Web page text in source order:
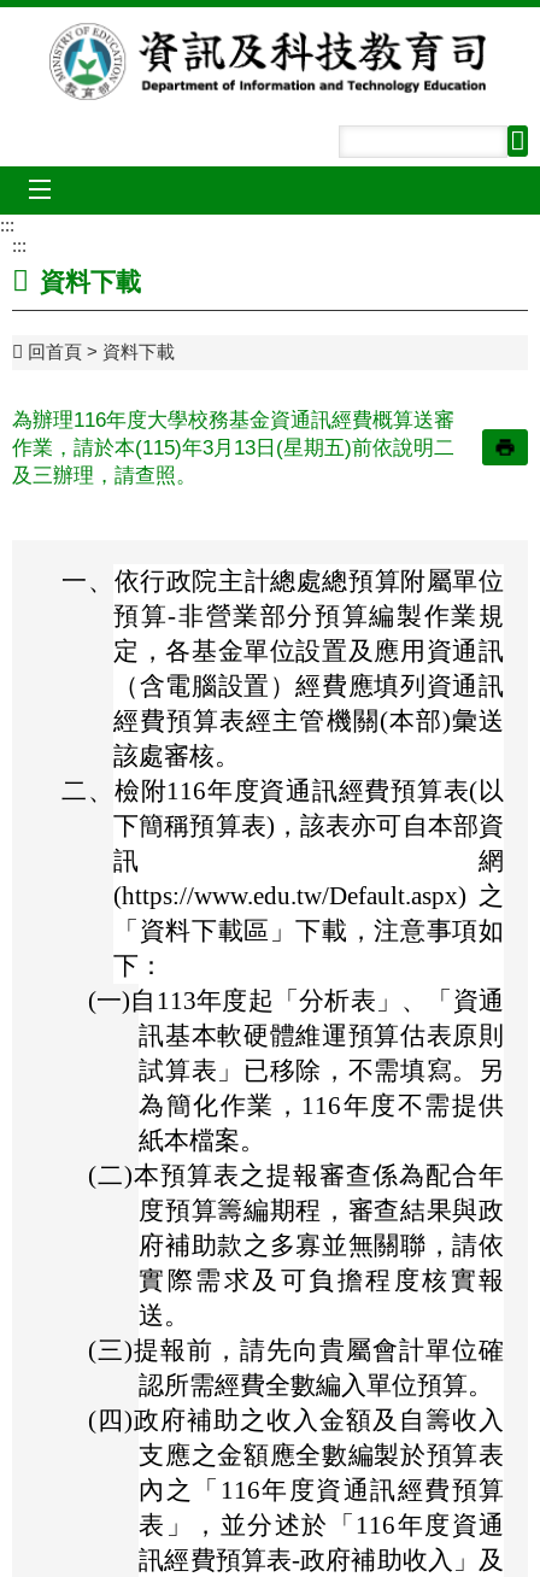
跳到主要內容區塊
:::
:::
資料下載
回首頁 資料下載
為辦理116年度大學校務基金資通訊經費概算送審
作業，請於本(115)年3月13日(星期五)前依說明二
及三辦理，請查照。
一、 依行政院主計總處總預算附屬單位
預算-非營業部分預算編製作業規
定，各基金單位設置及應用資通訊
（含電腦設置）經費應填列資通訊
經費預算表經主管機關(本部)彙送
該處審核。
二、 檢附116年度資通訊經費預算表(以
下簡稱預算表)，該表亦可自本部資
訊網
(https://www.edu.tw/Default.aspx)之
「資料下載區」下載，注意事項如
下：
(一)自113年度起「分析表」、「資通
訊基本軟硬體維運預算估表原則
試算表」已移除，不需填寫。另
為簡化作業，116年度不需提供
紙本檔案。
(二)本預算表之提報審查係為配合年
度預算籌編期程，審查結果與政
府補助款之多寡並無關聯，請依
實際需求及可負擔程度核實報
送。
(三)提報前，請先向貴屬會計單位確
認所需經費全數編入單位預算。
(四)政府補助之收入金額及自籌收入
支應之金額應全數編製於預算表
內之「116年度資通訊經費預算
表」，並分述於「116年度資通
訊經費預算表-政府補助收入」及